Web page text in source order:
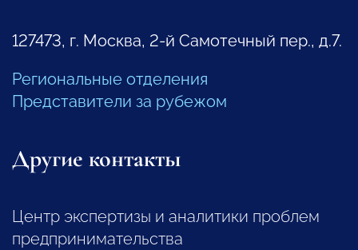
127473, г. Москва, 2-й Самотечный пер., д.7.
Региональные отделения
Представители за рубежом
Другие контакты
Центр экспертизы и аналитики проблем
предпринимательства